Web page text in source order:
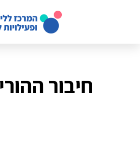
חיבור